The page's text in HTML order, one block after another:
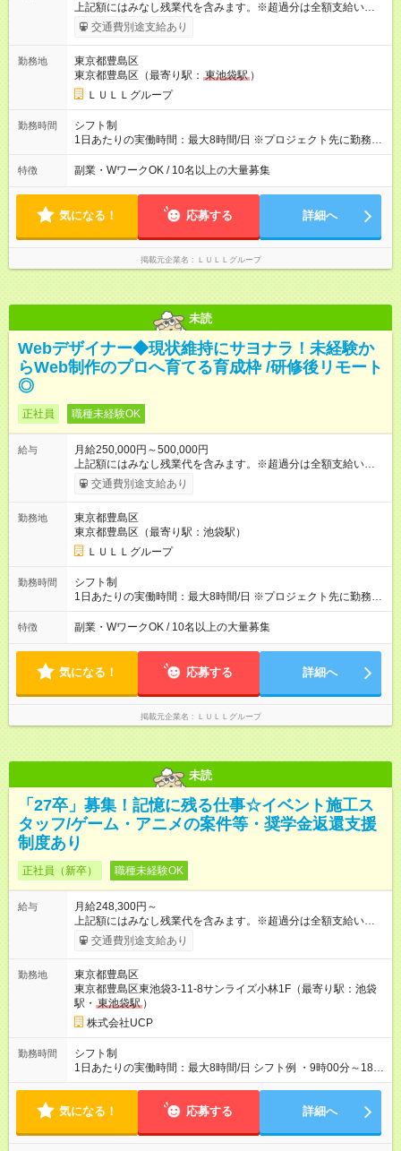
上記額にはみなし残業代を含みます。※超過分は全額支給いたし
ます。 みなし残業代 21,675円／月 みなし残業時間 12時間／月 -
------------------------------------------------------- ≪経験者の方は以下と
万円～＋業績賞与＋交通費＋各種手当 ※固定残業代（30時間/6
万6，610円分）を含む。超過分は追加支給いたします 能力やス
キルを考慮し初任給を決定。経験者の方は前給考慮も可能で
す！ ◎昇給年1回（研修終了後） ◎賞与年2回（2月・8月）＋業
績賞与あり ◤スキルアップも、収入アップも。◢ 入社後の成長
や頑張りは、しっかり給与で還元しています。 実際にほぼ全員
上アップした社員も。 エンジニアへの還元率は業界高水準の
87％。 スキルを磨いた分だけ、収入アップも目指せる環境で
す！ 【試用期間】試用期間あり 試用期間の長さ：6ヶ月 ※ 雇用
形態と給与に、本採用時と異なる部分があります。 雇用形態：
中途採用（契約社員） 給与：月給 230,000円以上 上記額にはみ
なし残業代を含みます。※超過分は全額支給いたします。 みな
別途支給いたします ※研修期間中（最大12ヶ月間）も、試用期
交通費別途支給あり
勤務地
東京都豊島区
東京都豊島区（最寄り駅： 東池袋駅 ）
ＬＵＬＬグループ
勤務時間
シフト制
1日あたりの実働時間：最大8時間/日 ※プロジェクト先に勤務時
間は異なります 【シフト例】 ・10時00分～19時00分 ・9時00
分～18時00分 平均残業時間：月10時間以内
特徴 副業・WワークOK / 10名以上の大量募集
気になる！ 応募する 詳細へ
掲載元企業名 ＬＵＬＬグループ
未読
Webデザイナー◆現状維持にサヨナラ！未経験か
らWeb制作のプロへ育てる育成枠 /研修後リモート
◎
正社員 職種未経験OK
給与
月給250,000円～500,000円
上記額にはみなし残業代を含みます。※超過分は全額支給いたし
ます。 みなし残業代 21,675円／月 みなし残業時間 12時間／月 -
------------------------------------------------------- ≪経験者の方は以下と
万円～＋業績賞与＋交通費＋各種手当 ※固定残業代（30時間/6
万6，610円分）を含む。超過分は追加支給いたします 能力やス
キルを考慮し初任給を決定。経験者の方は前給考慮も可能で
す！ ◎昇給年1回（研修終了後） ◎賞与年2回（2月・8月）＋業
績賞与あり ◤スキルアップも、収入アップも。◢ 入社後の成長
や頑張りは、しっかり給与で還元しています。 実際にほぼ全員
上アップした社員も。 エンジニアへの還元率は業界高水準の
87％。 スキルを磨いた分だけ、収入アップも目指せる環境で
す！ 【試用期間】試用期間あり 試用期間の長さ：6ヶ月 ※ 雇用
形態と給与に、本採用時と異なる部分があります。 雇用形態：
中途採用（契約社員） 給与：月給 230,000円以上 上記額にはみ
なし残業代を含みます。※超過分は全額支給いたします。 みな
別途支給いたします ※研修期間中（最大12ヶ月間）も、試用期
交通費別途支給あり
勤務地
東京都豊島区
東京都豊島区（最寄り駅：池袋駅）
ＬＵＬＬグループ
勤務時間
シフト制
1日あたりの実働時間：最大8時間/日 ※プロジェクト先に勤務時
間は異なります 【シフト例】 ・10時00分～19時00分 ・9時00
分～18時00分 平均残業時間：月10時間以内
特徴 副業・WワークOK / 10名以上の大量募集
気になる！ 応募する 詳細へ
掲載元企業名 ＬＵＬＬグループ
未読
「27卒」募集！記憶に残る仕事☆イベント施工ス
タッフ/ゲーム・アニメの案件等・奨学金返還支援
制度あり
正社員（新卒） 職種未経験OK
給与
月給248,300円～
上記額にはみなし残業代を含みます。※超過分は全額支給いたし
ます。 みなし残業代 16,250円／月 みなし残業時間 10時間／月
上記額にはみなし残業代（月10時間分、16250円分）と深夜作
交通費別途支給あり
勤務地
東京都豊島区
東京都豊島区東池袋3-11-8サンライズ小林1F（最寄り駅：池袋
駅・ 東池袋駅 ）
株式会社UCP
勤務時間
シフト制
1日あたりの実働時間：最大8時間/日 シフト例 ・9時00分～18時
00分 ・8時00分～17時00分 ・17時00分～22時00分 ・18時00
気になる！ 応募する 詳細へ